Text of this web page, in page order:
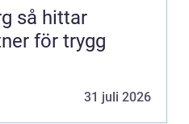
för trygg
31 juli 2026